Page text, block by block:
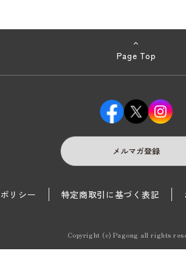
Page Top
メルマガ登録
リシー 特定商取引に基づく表記
Copyright (c) Pagong all rights